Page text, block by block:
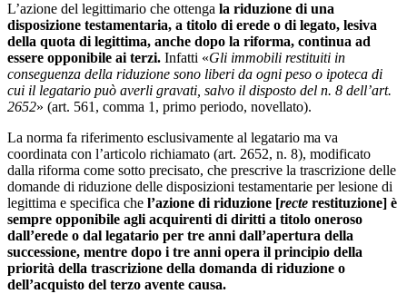
L’azione del legittimario che ottenga la riduzione di una
disposizione testamentaria, a titolo di erede o di legato, lesiva
della quota di legittima, anche dopo la riforma, continua ad
essere opponibile ai terzi. Infatti «Gli immobili restituiti in
conseguenza della riduzione sono liberi da ogni peso o ipoteca di
cui il legatario può averli gravati, salvo il disposto del n. 8 dell’art.
2652» (art. 561, comma 1, primo periodo, novellato).
La norma fa riferimento esclusivamente al legatario ma va
coordinata con l’articolo richiamato (art. 2652, n. 8), modificato
dalla riforma come sotto precisato, che prescrive la trascrizione delle
domande di riduzione delle disposizioni testamentarie per lesione di
legittima e specifica che l’azione di riduzione [recte restituzione] è
sempre opponibile agli acquirenti di diritti a titolo oneroso
dall’erede o dal legatario per tre anni dall’apertura della
successione, mentre dopo i tre anni opera il principio della
priorità della trascrizione della domanda di riduzione o
dell’acquisto del terzo avente causa.